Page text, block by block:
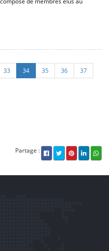
33 34 35 36
37
Partage :